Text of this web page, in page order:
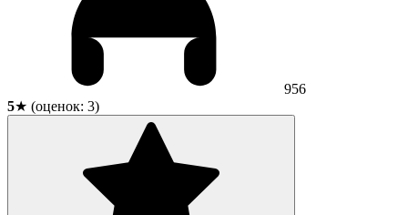
956
5★ (оценок: 3)